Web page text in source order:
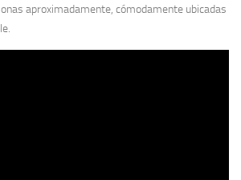
aproximadamente, cómodamente ubicadas